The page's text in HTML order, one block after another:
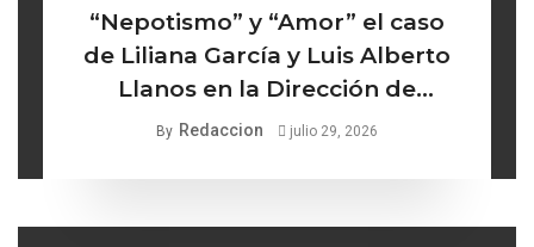
“Nepotismo” y “Amor” el caso
de Liliana García y Luis Alberto
Llanos en la Dirección de
Turismo de Comonfort la línea
By Redaccion julio 29, 2026